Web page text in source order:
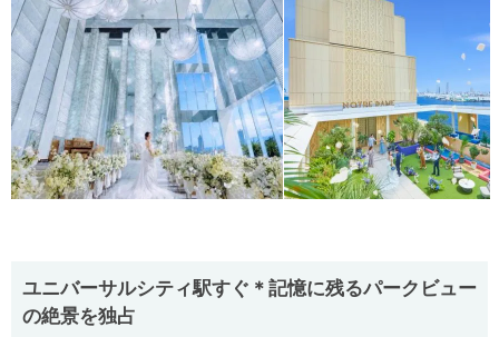
ユニバーサルシティ駅すぐ＊記憶に残るパークビュー
の絶景を独占